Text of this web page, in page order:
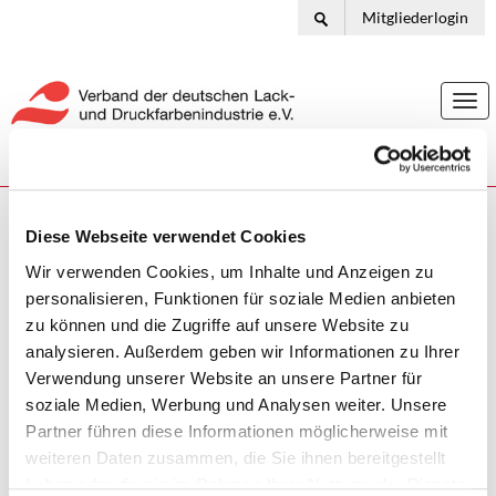
Diese Webseite verwendet Cookies
Wir verwenden Cookies, um Inhalte und Anzeigen zu
personalisieren, Funktionen für soziale Medien anbieten
zu können und die Zugriffe auf unsere Website zu
analysieren. Außerdem geben wir Informationen zu Ihrer
Verwendung unserer Website an unsere Partner für
soziale Medien, Werbung und Analysen weiter. Unsere
Partner führen diese Informationen möglicherweise mit
weiteren Daten zusammen, die Sie ihnen bereitgestellt
Mitgliederlogin
Ihr Standort: Home Statistiken Importe und Exporte 2025
Aktuelle Statistiken für die Lack- und
Druckfarbenindustrie
11.02.2026
Importe und Exporte 2025